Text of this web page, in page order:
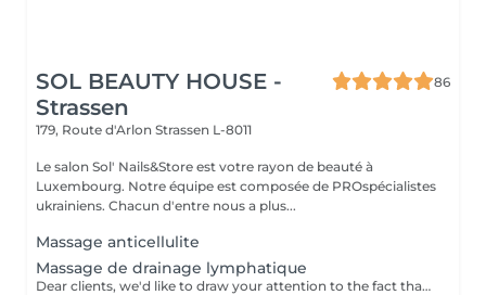
SOL BEAUTY HOUSE -
Strassen
86
179, Route d'Arlon Strassen L-8011
Le salon Sol' Nails&Store est votre rayon de beauté à
Luxembourg. Notre équipe est composée de PROspécialistes
ukrainiens. Chacun d'entre nous a plus...
Massage anticellulite
Massage de drainage lymphatique
Dear clients, we'd like to draw your attention to the fact that the actual massage time is indicated in parentheses next to the name of the massage. The duration list on the website includes time for room and client preparation. We strive to provide you with the highest quality and comfort. Thankyou for your understanding.